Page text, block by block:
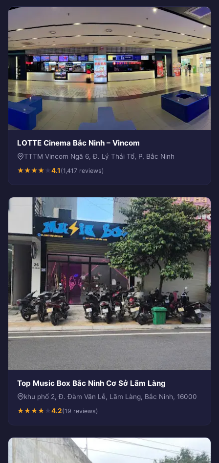
LOTTE Cinema Bắc Ninh – Vincom
TTTM Vincom Ngã 6, Đ. Lý Thái Tổ, P, Bắc Ninh
★★★★★4.1 (1,417 reviews)
Top Music Box Bắc Ninh Cơ Sở Lãm Làng
khu phố 2, Đ. Đàm Văn Lễ, Lãm Làng, Bắc Ninh, 16000
★★★★★4.2(19 reviews)